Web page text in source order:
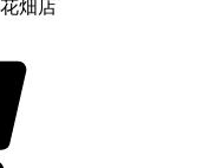
畑店